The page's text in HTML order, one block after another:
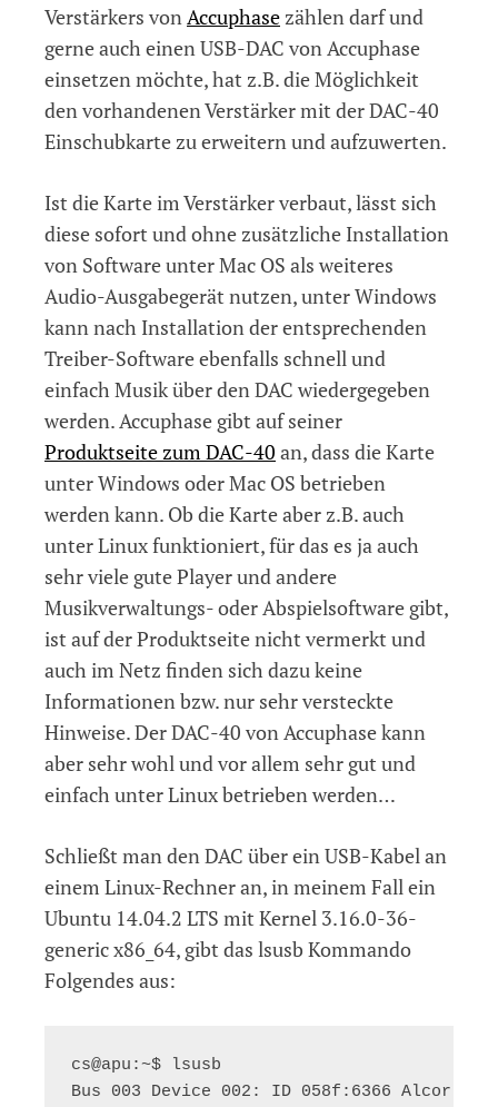
Verstärkers vonAccuphasezählen darf und
gerne auch einen USB-DAC von Accuphase
einsetzen möchte, hat z.B. die Möglichkeit
den vorhandenen Verstärker mit der DAC-40
Einschubkarte zu erweitern und aufzuwerten.
Ist die Karte im Verstärker verbaut, lässt sich
diese sofort und ohne zusätzliche Installation
von Software unter Mac OS als weiteres
Audio-Ausgabegerät nutzen, unter Windows
kann nach Installation der entsprechenden
Treiber-Software ebenfalls schnell und
einfach Musik über den DAC wiedergegeben
werden. Accuphase gibt auf seiner
Produktseite zum DAC-40 an, dass die Karte
unter Windows oder Mac OS betrieben
werden kann. Ob die Karte aber z.B. auch
unter Linux funktioniert, für das es ja auch
sehr viele gute Player und andere
Musikverwaltungs- oder Abspielsoftware gibt,
ist auf der Produktseite nicht vermerkt und
auch im Netz finden sich dazu keine
Informationen bzw. nur sehr versteckte
Hinweise. Der DAC-40 von Accuphase kann
aber sehr wohl und vor allem sehr gut und
einfach unter Linux betrieben werden…
Schließt man den DAC über ein USB-Kabel an
einem Linux-Rechner an, in meinem Fall ein
Ubuntu 14.04.2 LTS mit Kernel 3.16.0-36-
generic x86_64, gibt das lsusb Kommando
Folgendes aus:
cs@apu:~$ lsusb
Bus 003 Device 002: ID 058f:6366 Alcor